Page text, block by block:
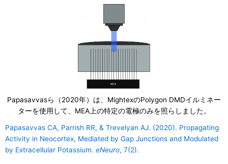
Papasavvasら（2020年）は、MightexのPolygon DMDイルミネー
ターを使用して、MEA上の特定の電極のみを照らしました。
Papasavvas CA, Parrish RR, & Trevelyan AJ. (2020). Propagating
Activity in Neocortex, Mediated by Gap Junctions and Modulated
by Extracellular Potassium. eNeuro, 7(2).